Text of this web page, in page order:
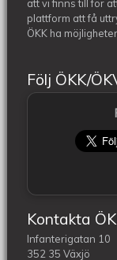
att vi finns till för
plattform att få
ÖKK ha
Följ ÖKK/
Kontakta
Infanterigatan 10
352 35 Växjö